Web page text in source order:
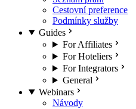
Cestovní preference
Podmínky služby
Guides
For Affiliates
For Hoteliers
For Integrators
General
Webinars
Návody